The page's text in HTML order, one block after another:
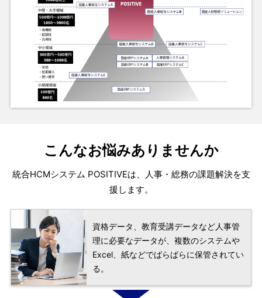
こんなお悩みありませんか
統合HCMシステム POSITIVEは、人事・総務の課題解決を支
援します。
資格データ、教育受講データなど人事管
理に必要なデータが、複数のシステムや
Excel、紙などでばらばらに保管されてい
る。